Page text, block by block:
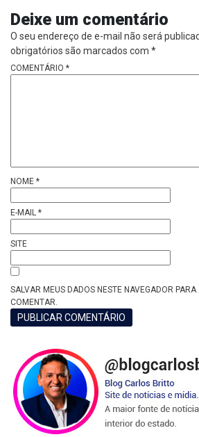
Deixe um comentário
O seu endereço de e-mail não será
obrigatórios são marcados com *
COMENTÁRIO *
NOME *
E-MAIL *
SITE
SALVAR MEUS DADOS NESTE NAVEGADOR
COMENTAR.